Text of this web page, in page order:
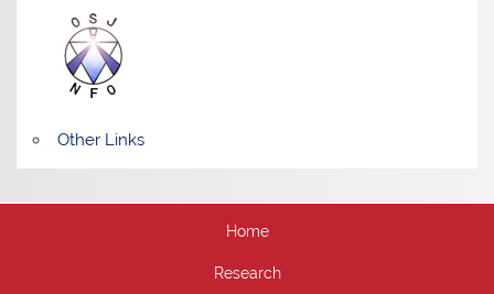
Other Links
Home
Research